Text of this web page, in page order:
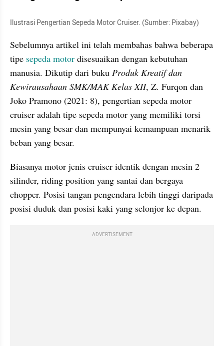
Ilustrasi Pengertian Sepeda Motor Cruiser. (Sumber: Pixabay)
Sebelumnya artikel ini telah membahas bahwa beberapa
tipe sepeda motor disesuaikan dengan kebutuhan
manusia. Dikutip dari buku Produk Kreatif dan
Kewirausahaan SMK/MAK Kelas XII, Z. Furqon dan
Joko Pramono (2021: 8), pengertian sepeda motor
cruiser adalah tipe sepeda motor yang memiliki torsi
mesin yang besar dan mempunyai kemampuan menarik
beban yang besar.
Biasanya motor jenis cruiser identik dengan mesin 2
silinder, riding position yang santai dan bergaya
chopper. Posisi tangan pengendara lebih tinggi daripada
posisi duduk dan posisi kaki yang selonjor ke depan.
ADVERTISEMENT